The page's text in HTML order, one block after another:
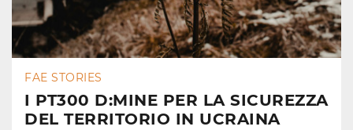
FAE STORIES
I PT300 D:MINE PER LA SICUREZZA
DEL TERRITORIO IN UCRAINA